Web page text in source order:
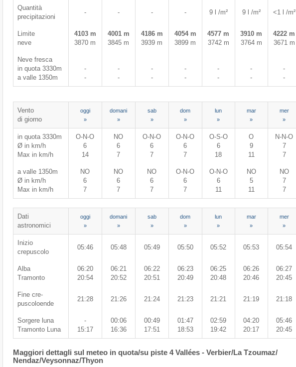
Quantità
precipitazioni
- - - - 9 l /m² 9 l /m² <1 l /m²
Limite
neve
4103 m
3870 m
4001 m
3845 m
4186 m
3939 m
4054 m
3899 m
4577 m
3742 m
3910 m
3764 m
4222 m
3671 m
Neve fresca
in quota 3330m
a valle 1350m
-
-
-
-
-
-
-
-
-
-
-
-
-
-
Vento
di giorno
oggi
»
domani
»
sab
»
dom
»
lun
»
mar
»
mer
»
in quota 3330m
Ø in km/h
Max in km/h
O-N-O
6
14
NO
6
7
O-N-O
6
7
O-N-O
6
7
O-S-O
6
18
O
9
11
N-N-O
7
7
a valle 1350m
Ø in km/h
Max in km/h
NO
6
7
NO
6
7
NO
6
7
O-N-O
6
7
O-N-O
6
11
NO
5
11
NO
7
7
Dati
astronomici
oggi
»
domani
»
sab
»
dom
»
lun
»
mar
»
mer
»
Inizio
crepuscolo
05:46 05:48 05:49 05:50 05:52 05:53 05:54
Alba
Tramonto
06:20
20:54
06:21
20:52
06:22
20:51
06:23
20:49
06:25
20:48
06:26
20:46
06:27
20:45
Fine cre-
puscoloende
21:28 21:26 21:24 21:23 21:21 21:19 21:18
Sorgere luna
Tramonto Luna
-
15:17
00:06
16:36
00:49
17:51
01:47
18:53
02:59
19:42
04:20
20:17
05:46
20:45
Maggiori dettagli sul meteo in quota/su piste 4 Vallées - Verbier/​La Tzoumaz/​
Nendaz/​Veysonnaz/​Thyon